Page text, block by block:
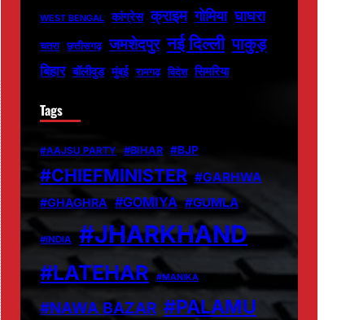
WEST BENGAL कांग्रेस क्राइम गोमिया घाघरा
चतरा छत्तीसगढ़ जमशेदपुर नई दिल्ली पाकुड़
बिहार बॉलीवुड मुंबई रामगढ़ विदेश सिमरिया
Tags
#AAJSU PARTY #BIHAR #BJP
#CHIEFMINISTER #GARHWA
#GHAGHRA #GOMIYA #GUMLA
#INDIA #JHARKHAND
#LATEHAR #MANIKA
#NAWA BAZAR #PALAMU